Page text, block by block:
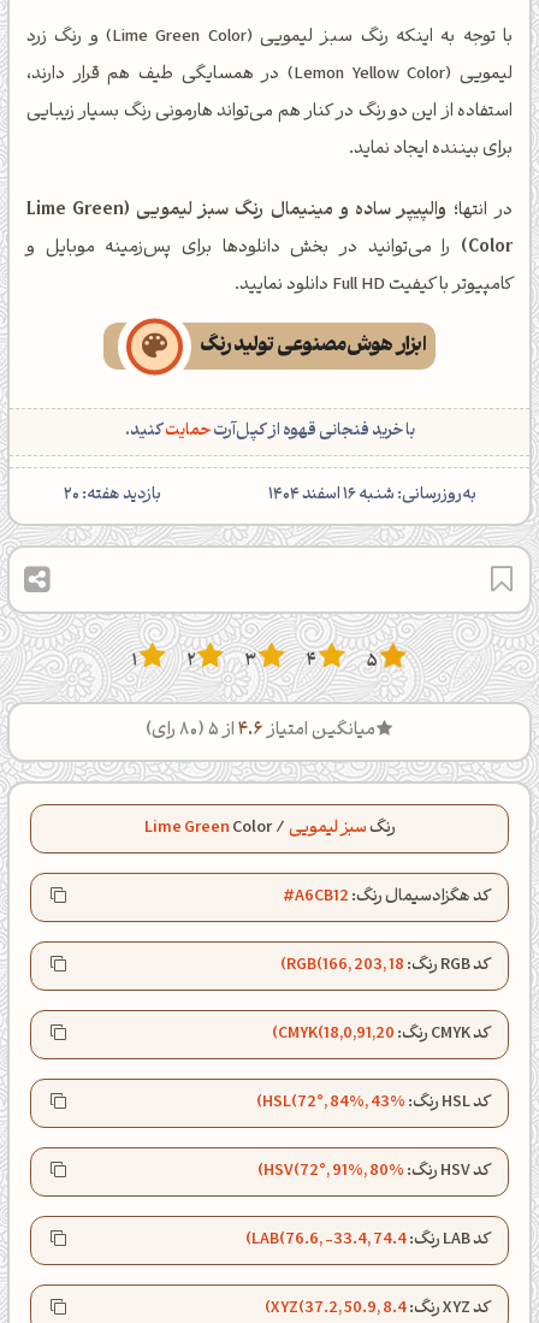
با توجه به اینکه رنگ سبز لیمویی (Lime Green Color) و رنگ زرد
لیمویی (Lemon Yellow Color) در همسایگی طیف هم قرار دارند،
استفاده از این دو رنگ در کنار هم می‌تواند هارمونی رنگ بسیار زیبایی
برای بیننده ایجاد نماید.
در انتها؛
والپیپر ساده و مینیمال رنگ سبز لیمویی (Lime Green
Color)
را می‌توانید در بخش دانلودها برای پس‌زمینه موبایل و
کامپیوتر با کیفیت Full HD دانلود نمایید.
ابزار هوش‌مصنوعی تولید رنگ
با خرید فنجانی قهوه از کپل‌آرتحمایتکنید.
‌به‌روزرسانی: شنبه 16 اسفند 1404 بازدید هفته:20
5
4
3
2
1
میانگین امتیاز4.6از 5 ( 80رای)
رنگسبز لیمویی/
Color
Lime Green
کد هگزادسیمال رنگ:#A6CB12
کد RGB رنگ: RGB(166, 203, 18)
کد CMYK رنگ: CMYK(18,0,91,20)
کد HSL رنگ: HSL(72°, 84%, 43%)
کد HSV رنگ: HSV(72°, 91%, 80%)
کد LAB رنگ: LAB(76.6, -33.4, 74.4)
کد XYZ رنگ: XYZ(37.2, 50.9, 8.4)
صبحت بخیر❤️
کپل‌آرت رو دنبال کن!